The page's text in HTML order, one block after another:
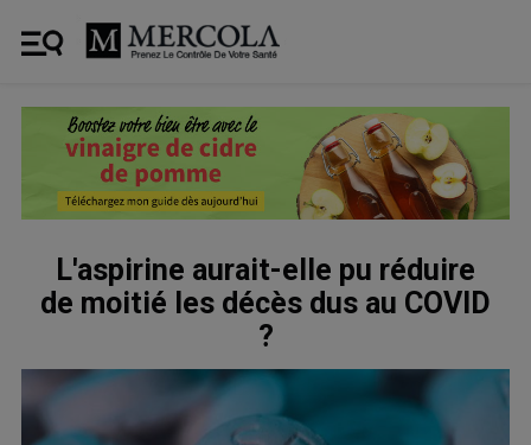
L'aspirine aurait-elle pu réduire
de moitié les décès dus au COVID
?